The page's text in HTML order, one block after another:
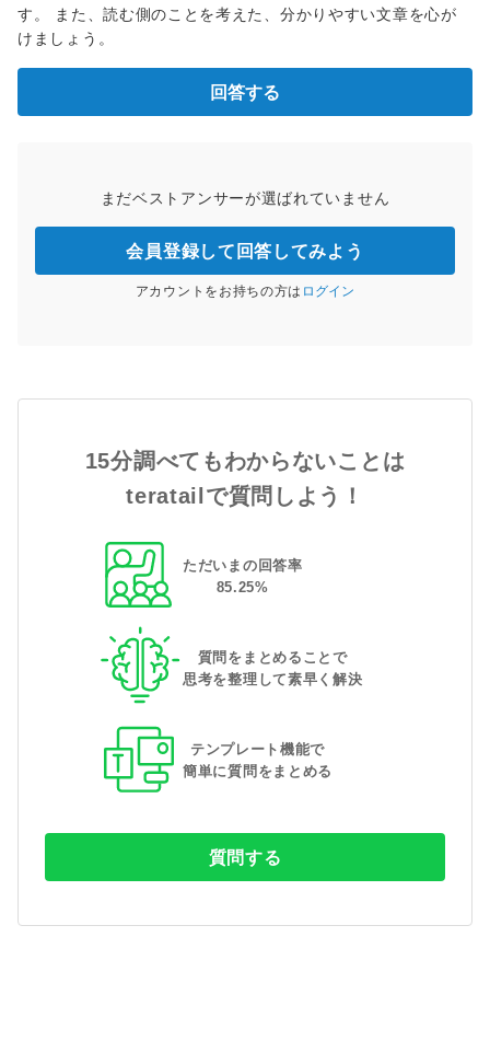
す。 また、読む側のことを考えた、分かりやすい文章を心が
けましょう。
回答する
まだベストアンサーが選ばれていません
会員登録して回答してみよう
アカウントをお持ちの方は ログイン
15分調べてもわからないことは
teratailで質問しよう！
ただいまの回答率
85.25%
質問をまとめることで
思考を整理して素早く解決
テンプレート機能で
簡単に質問をまとめる
質問する